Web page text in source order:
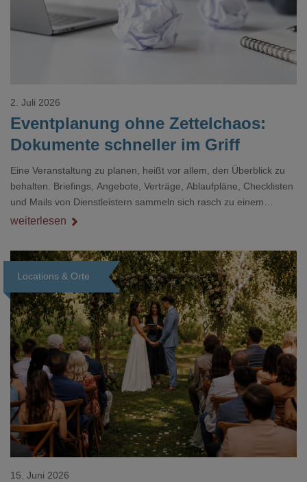
Eventplanung ohne Zettelchaos:
Dokumente schneller im Griff
2. Juli 2026
Eine Veranstaltung zu planen, heißt vor allem, den Überblick zu
behalten. Briefings, Angebote, Verträge, Ablaufpläne, Checklisten
und Mails von Dienstleistern sammeln sich rasch zu einem
unübersichtlichen Stapel. Wer schon einmal kurz vor einem Event
Dokument gesucht hat, kennt das mulmige Gefühl.
weiterlesen
Locations & Orte
Loading...
15. Juni 2026